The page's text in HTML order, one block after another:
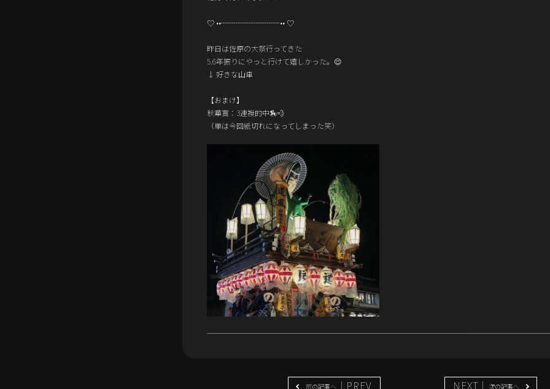
♡ ••┈┈┈┈┈┈┈┈•• ♡
昨日は佐原の大祭行ってきた
5.6年振りにやっと行けて嬉しかった。😌
↓ 好きな山車
【おまけ】
秋華賞：3連複的中🏇💨
（単は今回紙切れになってしまった笑）
前の記事へ | PREV NEXT | 次の記事へ